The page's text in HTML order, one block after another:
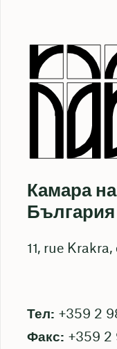
Камара
България
11, rue
Тел: +359 2
Факс: +359 2